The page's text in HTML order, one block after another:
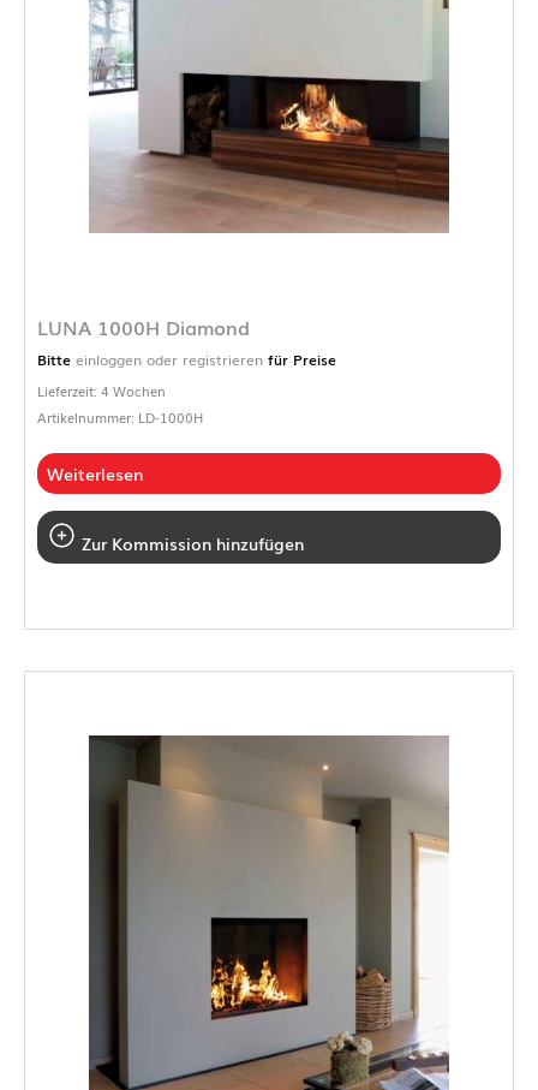
LUNA 1000H Diamond
Bitte einloggen oder registrieren für Preise
Lieferzeit: 4 Wochen
Artikelnummer: LD-1000H
Weiterlesen
Zur Kommission hinzufügen